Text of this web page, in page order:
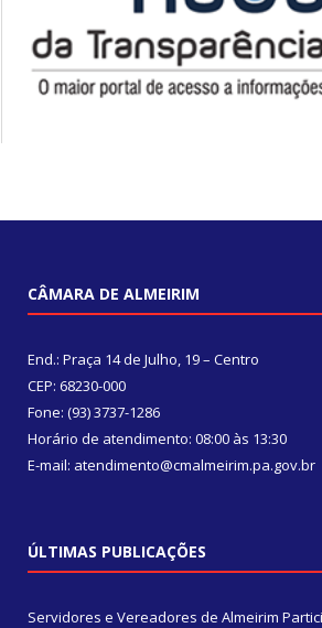
CÂMARA DE ALMEIRIM
End.: Praça 14 de Julho, 19 – Centro
CEP: 68230-000
Fone: (93) 3737-1286
Horário de atendimento: 08:00 às 13:30
E-mail: atendimento@cmalmeirim.pa.gov.br
ÚLTIMAS PUBLICAÇÕES
Servidores e Vereadores de Almeirim